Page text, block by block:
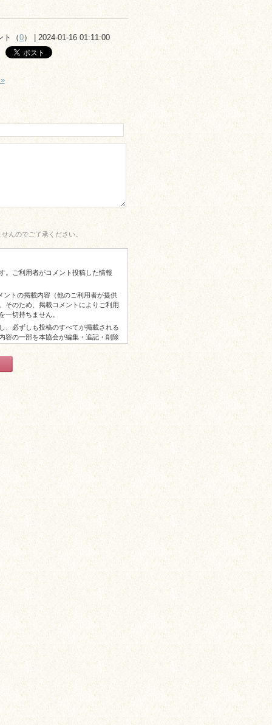
ト（0） | 2024-01-16 01:11:00
んのでご了承ください。
。ご利用者がコメント投稿した情報
トの掲載内容（他のご利用者が提供
そのため、掲載コメントによりご利用
一切持ちません。
、必ずしも投稿のすべてが掲載される
容の一部を本協会が編集・追記・削除
らの謝礼等はございませんので予めご
以上